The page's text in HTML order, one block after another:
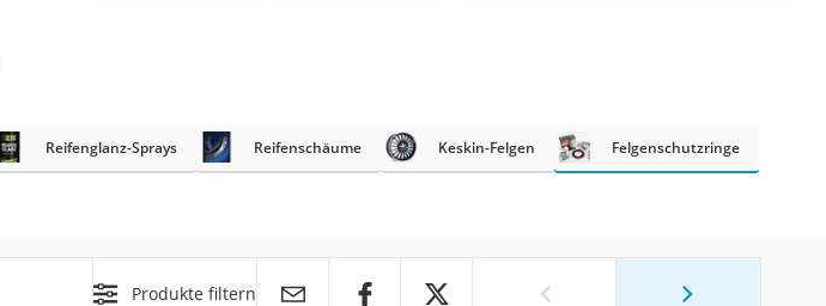
Reifenglanz-Sprays Reifenschäume Keskin-Felgen Felgenschutzringe
Produkte filtern